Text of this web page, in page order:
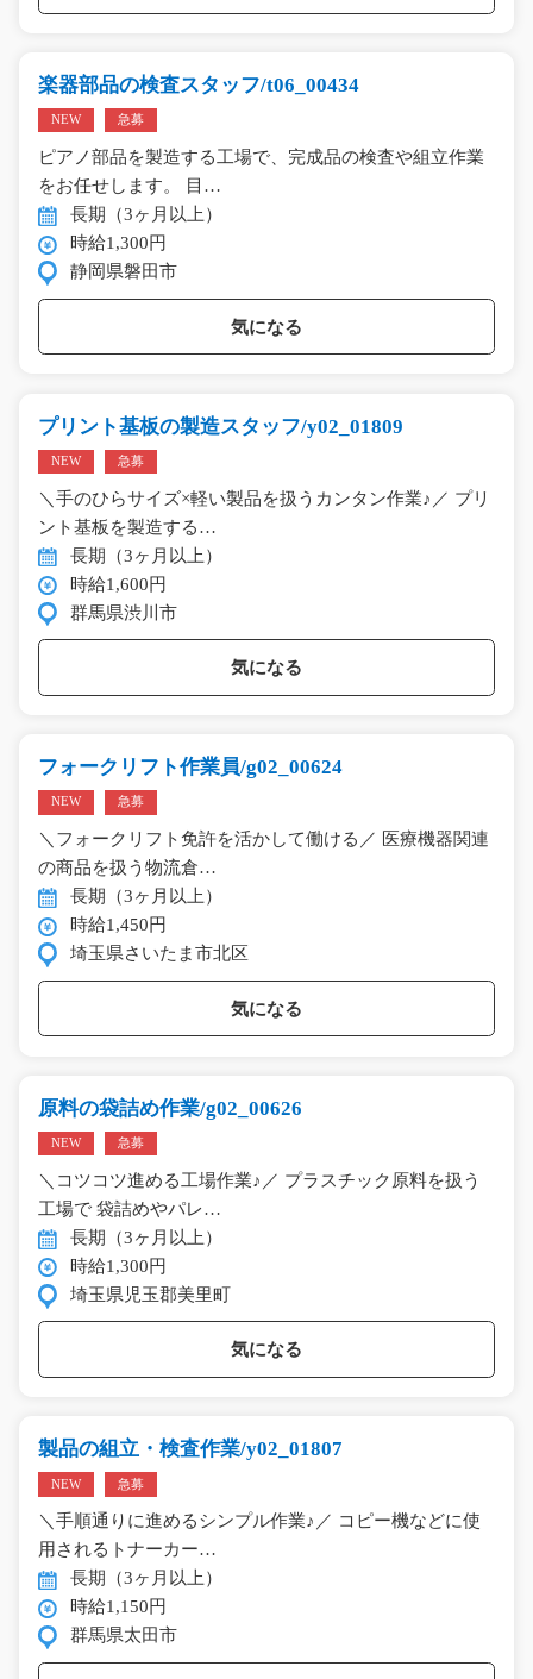
楽器部品の検査スタッフ/t06_00434
NEW 急募
ピアノ部品を製造する工場で、完成品の検査や組立作業
をお任せします。 目…
長期（3ヶ月以上）
時給1,300円
静岡県磐田市
気になる
プリント基板の製造スタッフ/y02_01809
NEW 急募
＼手のひらサイズ×軽い製品を扱うカンタン作業♪／ プリ
ント基板を製造する…
長期（3ヶ月以上）
時給1,600円
群馬県渋川市
気になる
フォークリフト作業員/g02_00624
NEW 急募
＼フォークリフト免許を活かして働ける／ 医療機器関連
の商品を扱う物流倉…
長期（3ヶ月以上）
時給1,450円
埼玉県さいたま市北区
気になる
原料の袋詰め作業/g02_00626
NEW 急募
＼コツコツ進める工場作業♪／ プラスチック原料を扱う
工場で 袋詰めやパレ…
長期（3ヶ月以上）
時給1,300円
埼玉県児玉郡美里町
気になる
製品の組立・検査作業/y02_01807
NEW 急募
＼手順通りに進めるシンプル作業♪／ コピー機などに使
用されるトナーカー…
長期（3ヶ月以上）
時給1,150円
群馬県太田市